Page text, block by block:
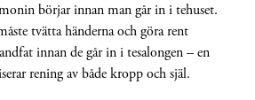
börjar innan man går in i tehuset.
tvätta händerna och göra rent
innan de går in i tesalongen – en
rening av både kropp och själ.